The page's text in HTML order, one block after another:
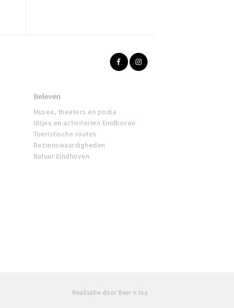
Beleven
Musea, theaters en podia
Uitjes en activiteiten Eindhoven
Toeristische routes
Bezienswaardigheden
Natuur Eindhoven
Realisatie door Beer n tea